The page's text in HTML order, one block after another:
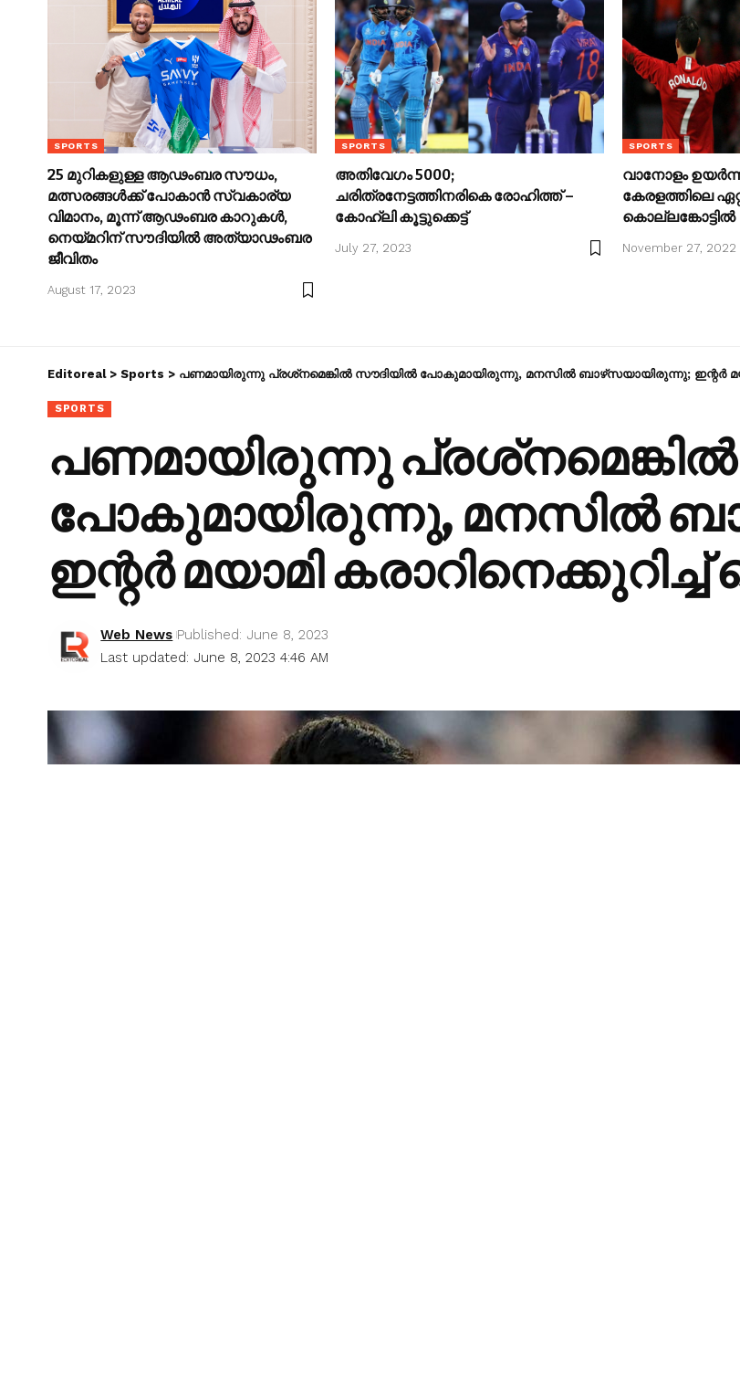
SPORTS
25 മുറികളുള്ള ആഢംബര സൗധം,
മത്സരങ്ങൾക്ക് പോകാൻ സ്വകാര്യ
വിമാനം, മൂന്ന് ആഢംബര കാറുകൾ,
നെയ്മറിന് സൗദിയിൽ അത്യാഢംബര
ജീവിതം
August 17, 2023
SPORTS
അതിവേഗം 5000;
ചരിത്രനേട്ടത്തിനരികെ രോഹിത്ത് –
കോഹ്ലി കൂട്ടുക്കെട്ട്
July 27, 2023
SPORTS
വാനോളം
കേരളത്തിലെ
കൊല്ലങ്കോട്ടിൽ
November 27, 2022
Editoreal> Sports > പണമായിരുന്നു പ്രശ്‌നമെങ്കില്‍ സൗദിയില്‍ പോകുമായിരുന്നു, മനസില്‍ ബാഴ്‌സയായിരുന്നു; ഇന്റര്‍
SPORTS
പണമായിരുന്നു
പോകുമായിരുന്നു, മനസില്‍
ഇന്റര്‍ മയാമി കരാറിനെക്കുറിച്ച്
Last updated: June 8, 2023 4:46 AM
Web News Published: June 8, 2023